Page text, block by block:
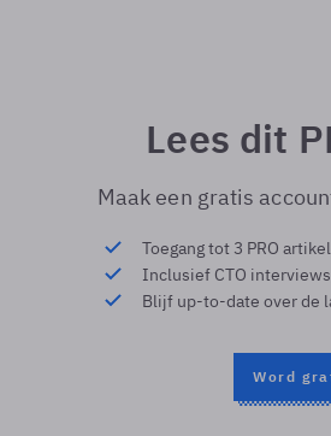
Lees dit
Maak een gratis
Toegang tot 3 PRO
Inclusief CTO
Blijf up-to-date over de
Word